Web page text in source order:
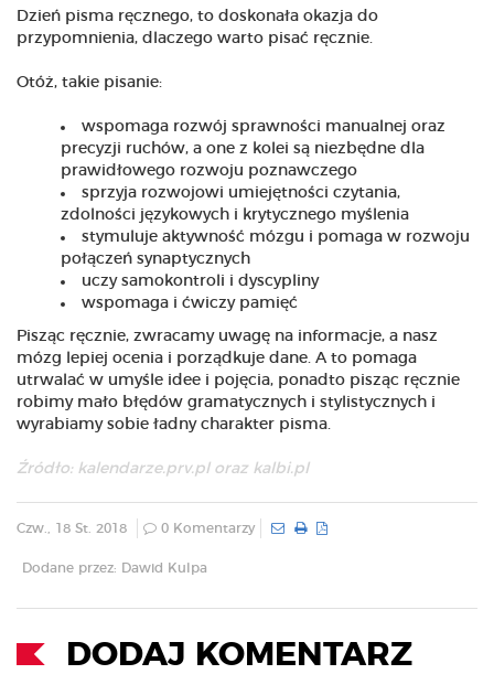
Dzień pisma ręcznego, to doskonała okazja do
przypomnienia, dlaczego warto pisać ręcznie.
Otóż, takie pisanie:
wspomaga rozwój sprawności manualnej oraz
precyzji ruchów, a one z kolei są niezbędne dla
prawidłowego rozwoju poznawczego
sprzyja rozwojowi umiejętności czytania,
zdolności językowych i krytycznego myślenia
stymuluje aktywność mózgu i pomaga w rozwoju
połączeń synaptycznych
uczy samokontroli i dyscypliny
wspomaga i ćwiczy pamięć
Pisząc ręcznie, zwracamy uwagę na informacje, a nasz
mózg lepiej ocenia i porządkuje dane. A to pomaga
utrwalać w umyśle idee i pojęcia, ponadto pisząc ręcznie
robimy mało błędów gramatycznych i stylistycznych i
wyrabiamy sobie ładny charakter pisma.
Źródło: kalendarze.prv.pl oraz kalbi.pl
Czw., 18 St. 2018 0 Komentarzy
Dodane przez: Dawid Kulpa
DODAJ KOMENTARZ